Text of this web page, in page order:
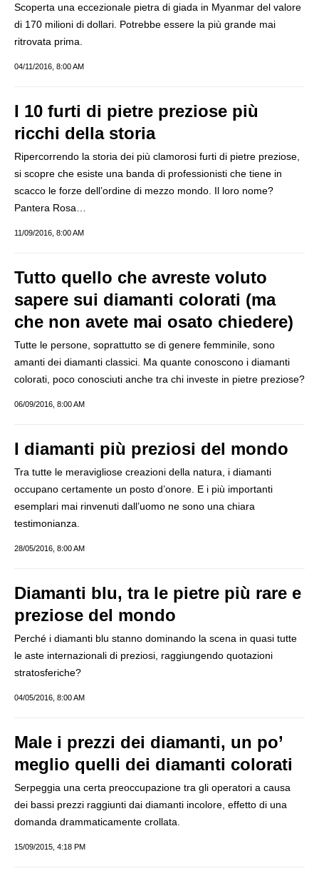
Scoperta una eccezionale pietra di giada in Myanmar del valore
di 170 milioni di dollari. Potrebbe essere la più grande mai
ritrovata prima.
04/11/2016, 8:00 AM
I 10 furti di pietre preziose più
ricchi della storia
Ripercorrendo la storia dei più clamorosi furti di pietre preziose,
si scopre che esiste una banda di professionisti che tiene in
scacco le forze dell’ordine di mezzo mondo. Il loro nome?
Pantera Rosa…
11/09/2016, 8:00 AM
Tutto quello che avreste voluto
sapere sui diamanti colorati (ma
che non avete mai osato chiedere)
Tutte le persone, soprattutto se di genere femminile, sono
amanti dei diamanti classici. Ma quante conoscono i diamanti
colorati, poco conosciuti anche tra chi investe in pietre preziose?
06/09/2016, 8:00 AM
I diamanti più preziosi del mondo
Tra tutte le meravigliose creazioni della natura, i diamanti
occupano certamente un posto d’onore. E i più importanti
esemplari mai rinvenuti dall’uomo ne sono una chiara
testimonianza.
28/05/2016, 8:00 AM
Diamanti blu, tra le pietre più rare e
preziose del mondo
Perché i diamanti blu stanno dominando la scena in quasi tutte
le aste internazionali di preziosi, raggiungendo quotazioni
stratosferiche?
04/05/2016, 8:00 AM
Male i prezzi dei diamanti, un po’
meglio quelli dei diamanti colorati
Serpeggia una certa preoccupazione tra gli operatori a causa
dei bassi prezzi raggiunti dai diamanti incolore, effetto di una
domanda drammaticamente crollata.
15/09/2015, 4:18 PM